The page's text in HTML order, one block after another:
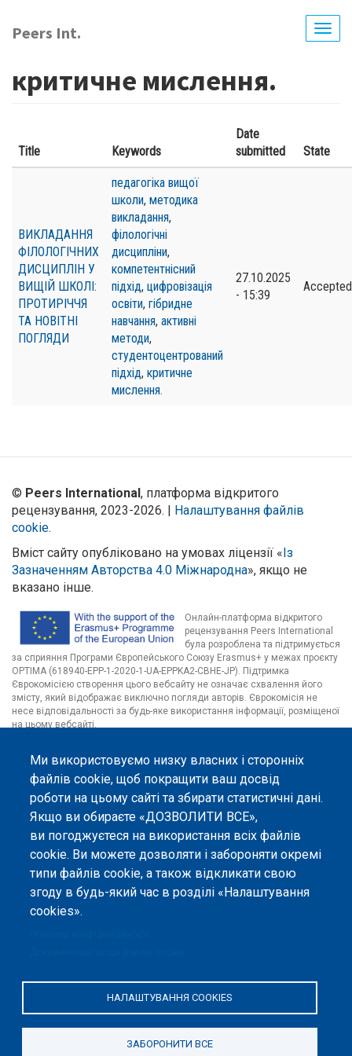
до
основного
Peers Int.
критичне мислення.
Title Keywords
Date
submitted
State
ВИКЛАДАННЯ
ФІЛОЛОГІЧНИХ
ДИСЦИПЛІН У
ВИЩІЙ ШКОЛІ:
ПРОТИРІЧЧЯ
ТА НОВІТНІ
ПОГЛЯДИ
педагогіка вищої
школи, методика
викладання,
філологічні
дисципліни,
компетентнісний
підхід, цифровізація
освіти, гібридне
навчання, активні
методи,
студентоцентрований
підхід, критичне
мислення.
27.10.2025
- 15:39
Accepted
Ми використовуємо низку власних і сторонніх
файлів cookie, щоб покращити ваш досвід
роботи на цьому сайті та збирати статистичні дані.
Якщо ви обираєте «ДОЗВОЛИТИ ВСЕ»,
ви погоджуєтеся на використання всіх файлів
cookie. Ви можете дозволяти і забороняти окремі
типи файлів cookie, а також відкликати свою
згоду в будь-який час в розділі «Налаштування
cookies».
НАЛАШТУВАННЯ COOKIES
ЗАБОРОНИТИ ВСЕ
© Peers International, платформа відкритого
рецензування, 2023-2026. | Налаштування файлів
cookie.
Вміст сайту опубліковано на умовах ліцензії «Із
Зазначенням Авторства 4.0 Міжнародна», якщо не
вказано інше.
Онлайн-платформа відкритого
рецензування Peers International
була розроблена та підтримується
за сприяння Програми Європейського Союзу Erasmus+ у межах проєкту
OPTIMA (618940-EPP-1-2020-1-UA-EPPKA2-CBHE-JP). Підтримка
Єврокомісією створення цього вебсайту не означає схвалення його
змісту, який відображає виключно погляди авторів. Єврокомісія не
несе відповідальності за будь-яке використання інформації, розміщеної
на цьому вебсайті.